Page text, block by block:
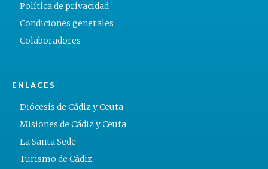
Política de privacidad
Condiciones generales
Colaboradores
ENLACES
Diócesis de Cádiz y Ceuta
Misiones de Cádiz y Ceuta
La Santa Sede
Turismo de Cádiz